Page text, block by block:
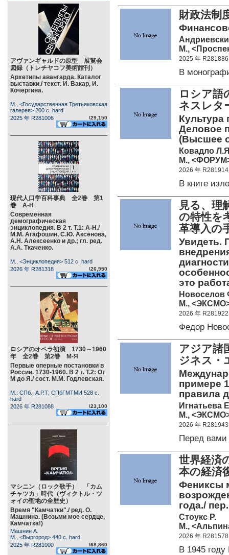
アヴァンギャルドの原型 展覧会
図録（トレチヤコフ美術館刊）
Архетипы авангарда. Каталог
выставки./ текст. И. Вакар, И.
Кочергина.
М., <Государственная Третьяковская
галерея> 200 c. hard
2025 年 R281006
\29,150
現代人口学百科事典 全2巻 第1
巻 А-Н
Современная
демографическая
энциклопедия. В 2 т. Т.1: А-Н./
М.М. Агафошин, С.Ю. Аксенова,
А.Н. Алексеенко и др.; гл. ред.
А.А. Ткаченко.
М., <Энциклопедия> 512 c. hard
2026 年 R281318
\26,950
ロシアのオペラ初演 1730～1960
年 全2巻 第2巻 М-Я
Первые оперные постановки в
России. 1730-1960. В 2 т. Т.2: От
М до Я./ сост. М.М. Годлевская.
М.: СПб., А.Р.Т; СПбГМТМИ 528 c.
hard
2026 年 R281088
\23,100
マシニン（ロック歌手） 「カム
チャツカ」時代（ヴィクトル・ツ
ォイの聖地の全歴史）
Время "Камчатки"./ ред. О.
Машнина. (Возьми мое сердце,
Камчатка!)
Машнин А.
М., <Выргород> 440 c. hard
2025 年 R281000
\68,860
財政法制
М.,
2025 年 R281886
В
ロシア
ネスレ
Культура
Деловое
(Высшее
Ковадло
М.,
2026 年 R281914
В книге
見る、
の特性を
革導入
Увидеть.
это
Новоселов
М.,
2026 年 R281922
Федор
アジア諸
ジネス
примере
правила
Игнатьева
М.,
2026 年 R281943
Перед вами
世界経済
本の経済
Фениксы
года./
Стоукс Р.
М.,
2026 年 R281578
В 1945